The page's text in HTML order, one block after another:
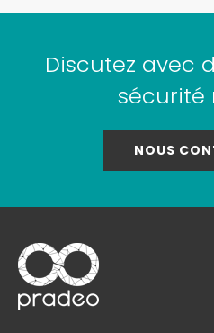
Discutez avec
sécurité
NOUS